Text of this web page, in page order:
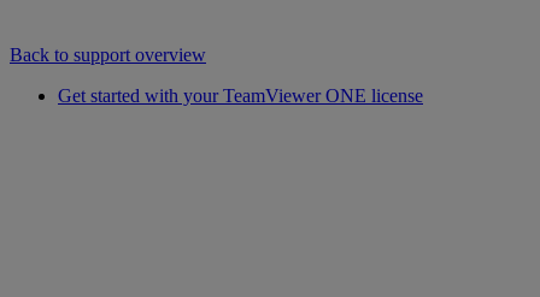
Back to support overview
Get started with your TeamViewer ONE license